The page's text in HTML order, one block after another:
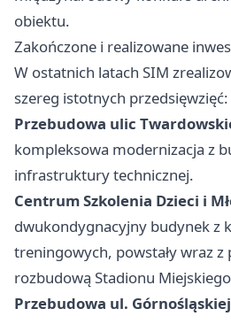
obiektu.
Zakończone i realizowane
W ostatnich latach SIM
szereg istotnych przedsięwzięć:
Przebudowa ulic
kompleksowa modernizacja z
infrastruktury technicznej.
Centrum Szkolenia Dzieci i
dwukondygnacyjny budynek z
treningowych, powstały wraz z
rozbudową Stadionu
Przebudowa ul. Górnośląskiej